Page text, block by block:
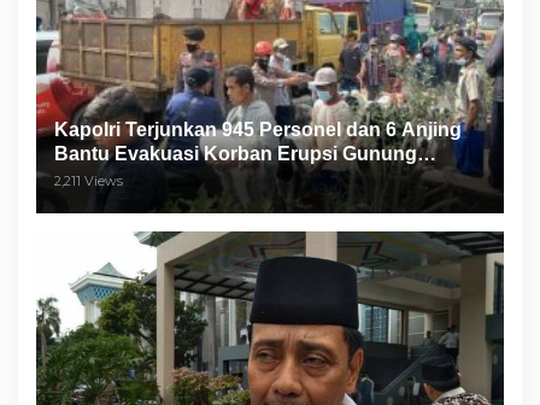
Kapolri Terjunkan 945 Personel dan 6 Anjing
Bantu Evakuasi Korban Erupsi Gunung
Semeru
2,211 Views